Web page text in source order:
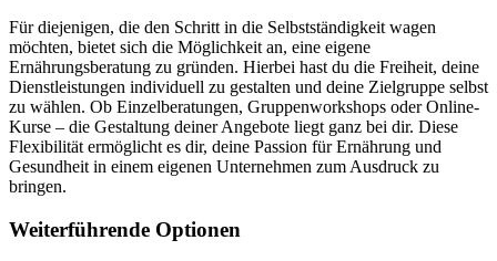
Für diejenigen, die den Schritt in die Selbstständigkeit wagen
möchten, bietet sich die Möglichkeit an, eine eigene
Ernährungsberatung zu gründen. Hierbei hast du die Freiheit, deine
Dienstleistungen individuell zu gestalten und deine Zielgruppe selbst
zu wählen. Ob Einzelberatungen, Gruppenworkshops oder Online-
Kurse – die Gestaltung deiner Angebote liegt ganz bei dir. Diese
Flexibilität ermöglicht es dir, deine Passion für Ernährung und
Gesundheit in einem eigenen Unternehmen zum Ausdruck zu
bringen.
Weiterführende Optionen